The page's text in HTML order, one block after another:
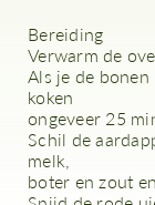
Bereiding
Verwarm de
Als je de
koken
ongeveer 25
Schil de
melk,
boter en zout